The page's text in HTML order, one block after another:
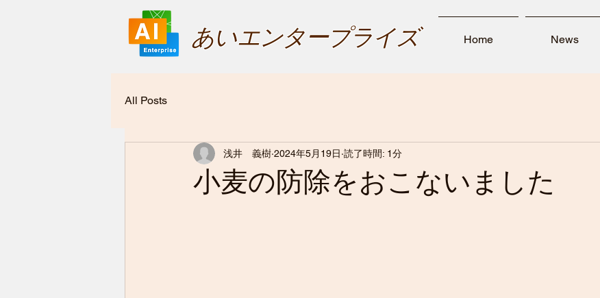
あいエンタープライズ Home News
All Posts
小麦の防除をおこないました
浅井 義樹 2024年5月19日 読了時間: 1分